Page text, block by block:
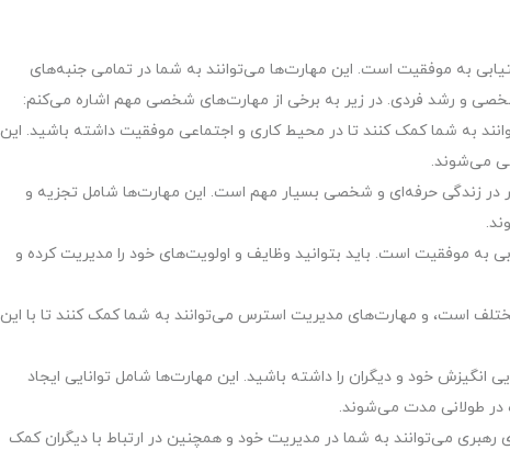
به موفقیت است. این مهارت‌ها می‌توانند به شما در تمامی جنبه‌های
و رشد فردی. در زیر به برخی از مهارت‌های شخصی مهم اشاره می‌کنم:
به شما کمک کنند تا در محیط کاری و اجتماعی موفقیت داشته باشید. این
می‌شوند.
در زندگی حرفه‌ای و شخصی بسیار مهم است. این مهارت‌ها شامل تجزیه و
به موفقیت است. باید بتوانید وظایف و اولویت‌های خود را مدیریت کرده و
است، و مهارت‌های مدیریت استرس می‌توانند به شما کمک کنند تا با این
انگیزش خود و دیگران را داشته باشید. این مهارت‌ها شامل توانایی ایجاد
در طولانی مدت می‌شوند.
می‌توانند به شما در مدیریت خود و همچنین در ارتباط با دیگران کمک